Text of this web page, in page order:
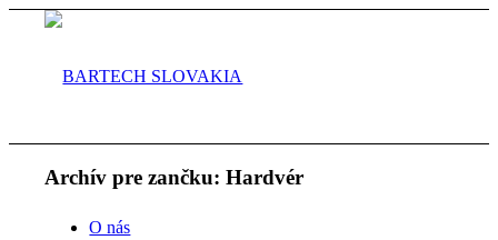
O nás
Archív pre zančku:Hardvér